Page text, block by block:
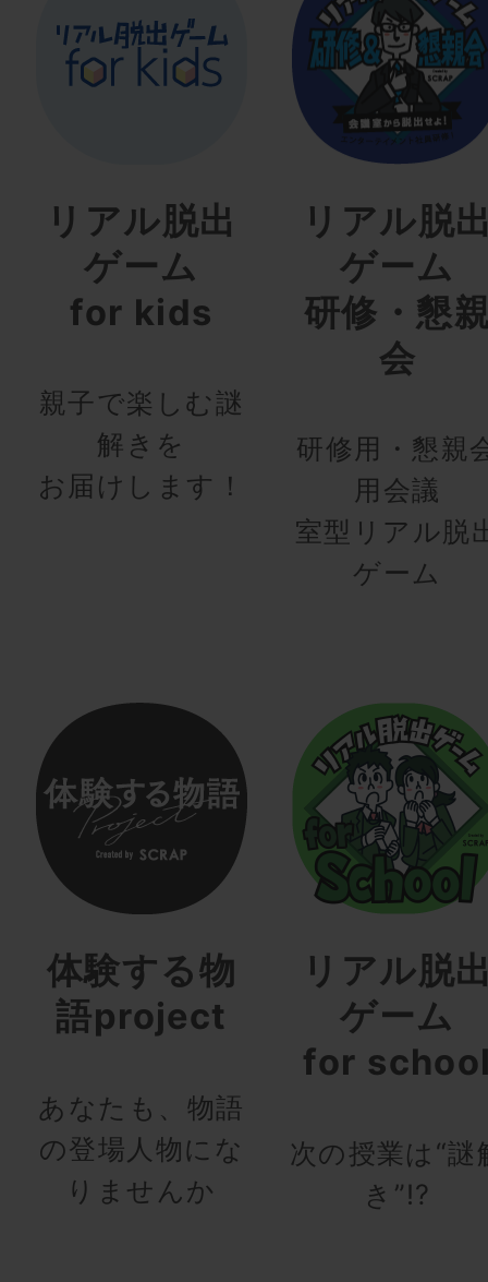
リアル脱出
ゲーム
for kids
親子で楽しむ謎
解きを
お届けします！
リアル脱
ゲーム
研修・懇
会
研修用・懇親
用会議
室型リアル脱
ゲーム
体験する物
語project
あなたも、物語
の登場人物にな
りませんか
リアル脱
ゲーム
for
次の授業は“謎
き”!?